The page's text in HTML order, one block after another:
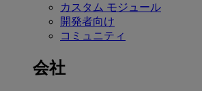
カスタム モジュール
開発者向け
コミュニティ
会社